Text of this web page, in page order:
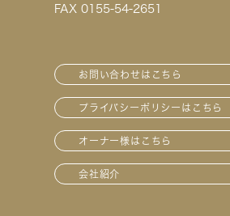
FAX 0155-54-2651
お問い合わせはこちら
プライバシーポリシーはこちら
オーナー様はこちら
会社紹介